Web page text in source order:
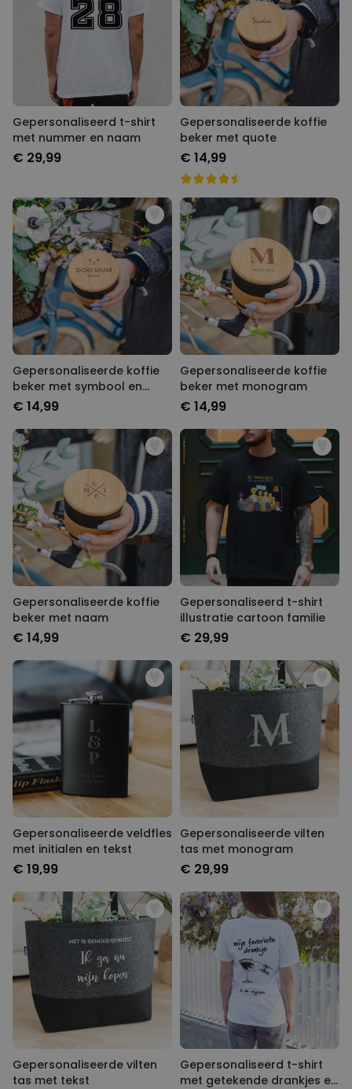
Gepersonaliseerd t-shirt
met nummer en naam
€ 29,99
Gepersonaliseerde koffie
beker met quote
€ 14,99
Gepersonaliseerde koffie
beker met symbool en
tekst
€ 14,99
Gepersonaliseerde koffie
beker met monogram
€ 14,99
Gepersonaliseerde koffie
beker met naam
€ 14,99
Gepersonaliseerd t-shirt
illustratie cartoon familie
€ 29,99
Gepersonaliseerde veldfles
met initialen en tekst
€ 19,99
Gepersonaliseerde vilten
tas met monogram
€ 29,99
Gepersonaliseerde vilten
tas met tekst
Gepersonaliseerd t-shirt
met getekende drankjes en